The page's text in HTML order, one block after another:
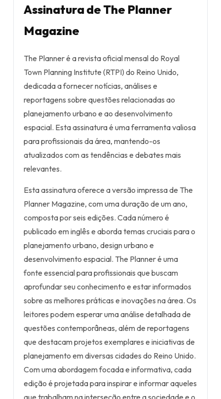
Assinatura de The Planner
Magazine
The Planner é a revista oficial mensal do Royal
Town Planning Institute (RTPI) do Reino Unido,
dedicada a fornecer notícias, análises e
reportagens sobre questões relacionadas ao
planejamento urbano e ao desenvolvimento
espacial. Esta assinatura é uma ferramenta valiosa
para profissionais da área, mantendo-os
atualizados com as tendências e debates mais
relevantes.
Esta assinatura oferece a versão impressa de The
Planner Magazine, com uma duração de um ano,
composta por seis edições. Cada número é
publicado em inglês e aborda temas cruciais para o
planejamento urbano, design urbano e
desenvolvimento espacial. The Planner é uma
fonte essencial para profissionais que buscam
aprofundar seu conhecimento e estar informados
sobre as melhores práticas e inovações na área. Os
leitores podem esperar uma análise detalhada de
questões contemporâneas, além de reportagens
que destacam projetos exemplares e iniciativas de
planejamento em diversas cidades do Reino Unido.
Com uma abordagem focada e informativa, cada
edição é projetada para inspirar e informar aqueles
que trabalham na interseção entre a sociedade e o